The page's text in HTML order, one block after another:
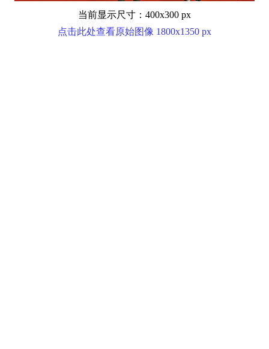
当前显示尺寸：400x300 px
点击此处查看原始图像 1800x1350 px